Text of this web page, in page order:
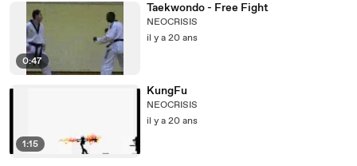
0:47
Taekwondo - Free Fight
NEOCRISIS
il y a 20 ans
1:15
KungFu
NEOCRISIS
il y a 20 ans